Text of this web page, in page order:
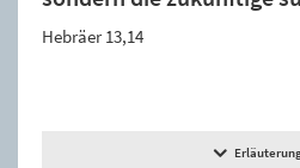
Hebräer 13,14